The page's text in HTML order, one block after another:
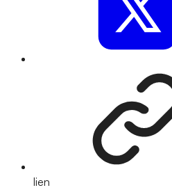
lien